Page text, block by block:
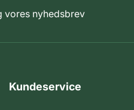
vores nyhedsbrev
Kundeservice